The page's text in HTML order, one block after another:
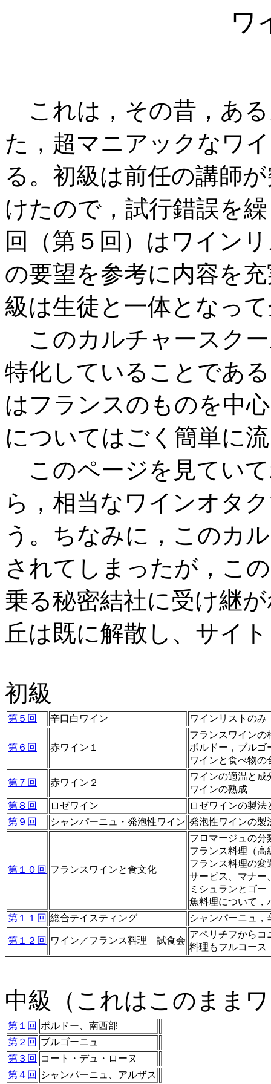
ワ
これは，その昔，あ
た，超マニアックなワ
る。初級は前任の講師
けたので，試行錯誤を
回（第５回）はワイン
の要望を参考に内容を
級は生徒と一体となっ
このカルチャースク
特化していることであ
はフランスのものを中
についてはごく簡単に
このページを見てい
ら，相当なワインオタ
う。ちなみに，このカ
されてしまったが，こ
乗る秘密結社に受け継
丘は既に解散し、サイ
初級
第５回 辛口白ワイン ワインリストのみ
第６回 赤ワイン１
フランスワインの
ボルドー，ブルゴ
ワインと食べ物の
第７回 赤ワイン２
ワインの適温と成
ワインの熟成
第８回
ロゼワイン
ロゼワインの製法
第９回
シャンパーニュ・発泡性ワイン 発泡性ワインの製
第１０回 フランスワインと食文化
フロマージュの分
フランス料理（高
フランス料理の変
サービス、マナー
ミシュランとゴー
魚料理について，
第１１回 総合テイスティング シャンパーニュ，
第１２回 ワイン／フランス料理 試食会
アペリチフからコ
料理もフルコース
中級（これはこのまま
第１回 ボルドー、南西部
第２回 ブルゴーニュ
第３回
コート・デュ・ローヌ
第４回
シャンパーニュ、アルザス